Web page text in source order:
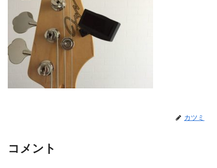
カツミ
コメント